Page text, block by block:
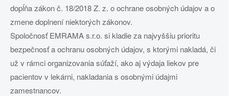
dopĺňa zákon č. 18/2018 Z. z. o ochrane osobných údajov a o
zmene doplnení niektorých zákonov.
Spoločnosť EMRAMA s.r.o. si kladie za najvyššiu prioritu
bezpečnosť a ochranu osobných údajov, s ktorými nakladá, či
už v rámci organizovania súťaží, ako aj výdaja liekov pre
pacientov v lekárni, nakladania s osobnými údajmi
zamestnancov.